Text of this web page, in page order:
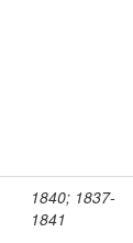
1840; 1837-
1841